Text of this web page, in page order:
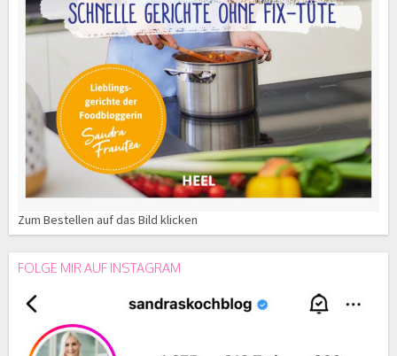
Zum Bestellen auf das Bild klicken
FOLGE MIR AUF INSTAGRAM